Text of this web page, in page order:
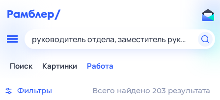
руководитель отдела, заместитель
Поиск Картинки Работа
Фильтры Всего найдено 203 результата